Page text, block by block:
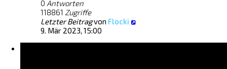
0 Antworten
118861 Zugriffe
Letzter Beitragvon Flocki
9. Mär 2023, 15:00